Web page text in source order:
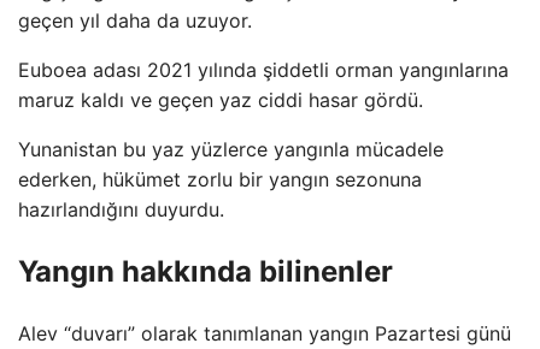
geçen yıl daha da uzuyor.
Euboea adası 2021 yılında şiddetli orman yangınlarına
maruz kaldı ve geçen yaz ciddi hasar gördü.
Yunanistan bu yaz yüzlerce yangınla mücadele
ederken, hükümet zorlu bir yangın sezonuna
hazırlandığını duyurdu.
Yangın hakkında bilinenler
Alev “duvarı” olarak tanımlanan yangın Pazartesi günü